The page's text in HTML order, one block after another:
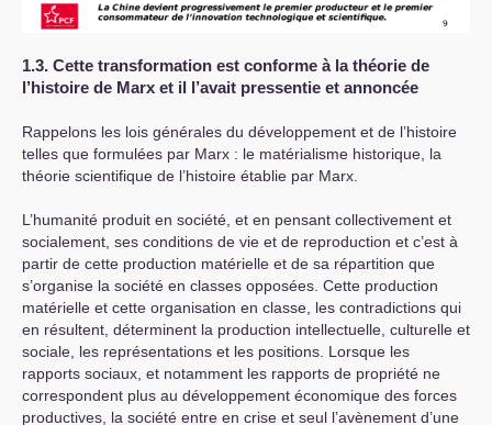
1.3. Cette transformation est conforme à la théorie de
l’histoire de Marx et il l’avait pressentie et annoncée
Rappelons les lois générales du développement et de l’histoire
telles que formulées par Marx : le matérialisme historique, la
théorie scientifique de l’histoire établie par Marx.
L’humanité produit en société, et en pensant collectivement et
socialement, ses conditions de vie et de reproduction et c’est à
partir de cette production matérielle et de sa répartition que
s’organise la société en classes opposées. Cette production
matérielle et cette organisation en classe, les contradictions qui
en résultent, déterminent la production intellectuelle, culturelle et
sociale, les représentations et les positions. Lorsque les
rapports sociaux, et notamment les rapports de propriété ne
correspondent plus au développement économique des forces
productives, la société entre en crise et seul l’avènement d’une